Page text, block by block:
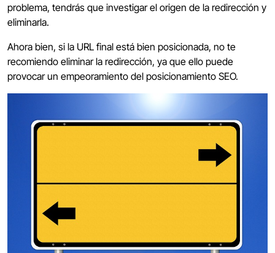
problema, tendrás que investigar el origen de la redirección y
eliminarla.
Ahora bien, si la URL final está bien posicionada, no te
recomiendo eliminar la redirección, ya que ello puede
provocar un empeoramiento del posicionamiento SEO.